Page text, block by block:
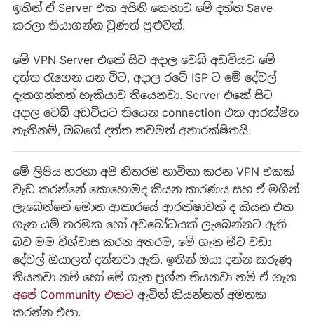
ඉතින් ඒ Server එක අයිති කෙනාට මේ දත්ත Save
කරලා තියාගන්න වුණත් පුළුවන්.
මේ VPN Server එකේ සිට අදාල වෙබ් අඩවියට මේ
දත්ත රැගෙන යන විට, අදාල රටේ ISP ට මේ දේවල්
දැකගන්නත් හැකියාව තියෙනවා. Server එකේ සිට
අදාල වෙබ් අඩවියට තියෙන connection එක ආරක්ෂිත
නැතිනම්, ඔබගේ දත්ත තවමත් අනාරක්ෂිතයි.
මේ ලිපිය හරහා අපි නිතරම භාවිතා කරන VPN එකක්
වැඩ කරන්නේ කොහොමද කියන කාරණය සහ ඒ මගින්
ලැබෙන්නේ මොන ආකාරයේ ආරක්ෂාවක් ද කියන එක
ගැන යම් තරමක හෝ අවබෝධයක් ලැබෙන්නට ඇති
බව මම විශ්වාස කරන අතරම, මේ ගැන මීට වඩා
දේවල් ඔයාලත් දන්නවා ඇති. ඉතින් ඔයා දන්න කරුණු
තියනවා නම් හෝ මේ ගැන ප්‍රශ්න තියනවා නම් ඒ ගැන
අපේ Community එකට ඇවිත් කියන්නත් අමතක
කරන්න එපා.